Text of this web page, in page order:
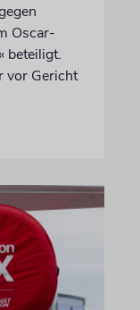
Oscar-
beteiligt.
vor Gericht